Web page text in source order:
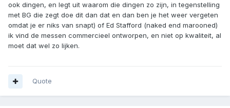
ook dingen, en legt uit waarom die dingen zo zijn, in tegenstelling
met BG die zegt doe dit dan dat en dan ben je het weer vergeten
omdat je er niks van snapt) of Ed Stafford (naked end marooned)
ik vind de messen commercieel ontworpen, en niet op kwaliteit, al
moet dat wel zo lijken.
Quote